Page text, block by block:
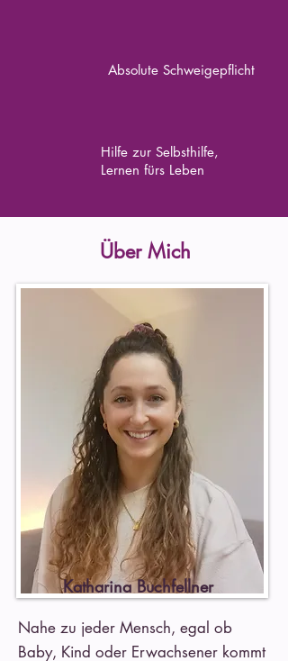
Absolute Schweigepflicht
Hilfe zur Selbsthilfe,
Lernen fürs Leben
Über Mich
Katharina Buchfellner
Nahe zu jeder Mensch, egal ob
Baby, Kind oder Erwachsener kommt